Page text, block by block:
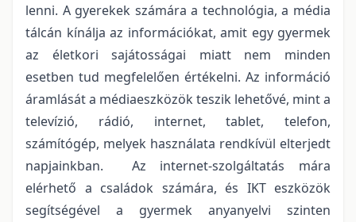
lenni. A gyerekek számára a technológia, a média
tálcán kínálja az információkat, amit egy gyermek
az életkori sajátosságai miatt nem minden
esetben tud megfelelően értékelni. Az információ
áramlását a médiaeszközök teszik lehetővé, mint a
televízió, rádió, internet, tablet, telefon,
számítógép, melyek használata rendkívül elterjedt
napjainkban. Az internet-szolgáltatás mára
elérhető a családok számára, és IKT eszközök
segítségével a gyermek anyanyelvi szinten